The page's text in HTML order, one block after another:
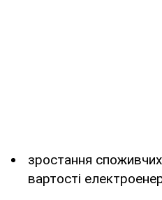
зростання
вартості